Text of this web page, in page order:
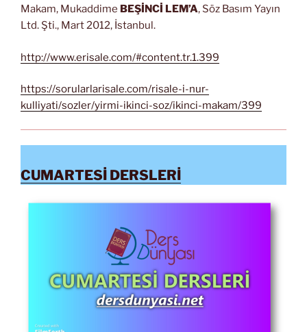
Makam, Mukaddime BEŞİNCİ LEM’A, Söz Basım Yayın
Ltd. Şti., Mart 2012, İstanbul.
http://www.erisale.com/#content.tr.1.399
https://sorularlarisale.com/risale-i-nur-
kulliyati/sozler/yirmi-ikinci-soz/ikinci-makam/399
CUMARTESİ DERSLERİ